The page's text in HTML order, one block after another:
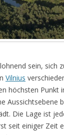
sein, sich
Vilnius
höchsten Punkt
Aussichtsebene
Die Lage ist
seit einiger Zeit